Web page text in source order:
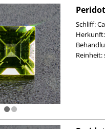
Peridot
Schliff:
Reinheit: